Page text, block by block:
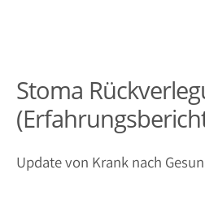
Stoma
Update von Krank nach